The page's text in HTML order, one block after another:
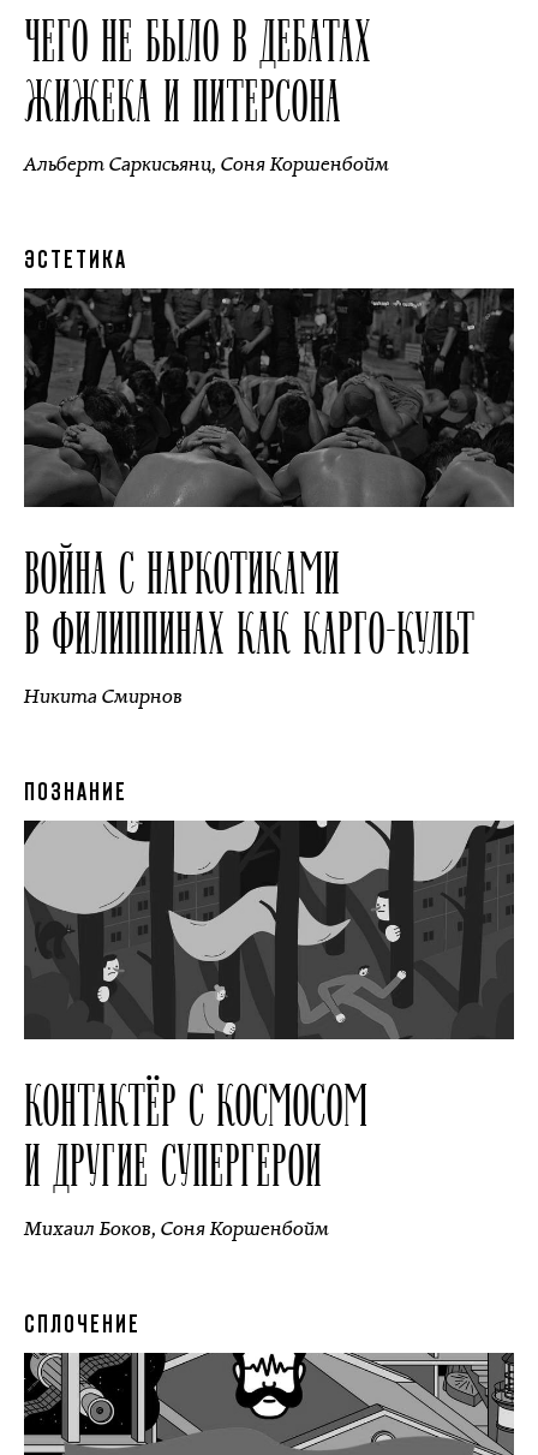
ЧЕГО НЕ БЫЛО В ДЕБАТАХ
ЖИЖЕКА И ПИТЕРСОНА
Альберт Саркисьянц, Соня Коршенбойм
ЭСТЕТИКА
ВОЙНА С НАРКОТИКАМИ
В ФИЛИППИНАХ КАК КАРГО-КУЛЬТ
Никита Смирнов
ПОЗНАНИЕ
КОНТАКТЁР С КОСМОСОМ
И ДРУГИЕ СУПЕРГЕРОИ
Михаил Боков, Соня Коршенбойм
СПЛОЧЕНИЕ